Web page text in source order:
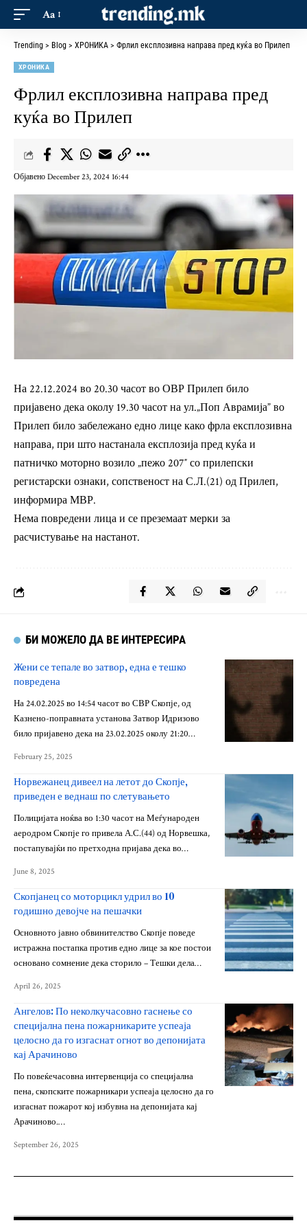
Aa
Trending > Blog > ХРОНИКА > Фрлил експлозивна направа пред куќа во Прилеп
ХРОНИКА
Фрлил експлозивна направа пред
куќа во Прилеп
Објавено December 23, 2024 16:44
На 22.12.2024 во 20.30 часот во ОВР Прилеп било
пријавено дека околу 19.30 часот на ул.„Поп Аврамија” во
Прилеп било забележано едно лице како фрла експлозивна
направа, при што настанала експлозија пред куќа и
патничко моторно возило „пежо 207″ со прилепски
регистарски ознаки, сопственост на С.Л.(21) од Прилеп,
информира МВР.
Нема повредени лица и се преземаат мерки за
расчистување на настанот.
БИ МОЖЕЛО ДА ВЕ ИНТЕРЕСИРА
Жени се тепале во затвор, една е тешко
повредена
На 24.02.2025 во 14:54 часот во СВР Скопје, од
Казнено-поправната установа Затвор Идризово
било пријавено дека на 23.02.2025 околу 21:20…
February 25, 2025
Норвежанец дивеел на летот до Скопје,
приведен е веднаш по слетувањето
Полицијата ноќва во 1:30 часот на Меѓународен
аеродром Скопје го привела А.С.(44) од Норвешка,
постапувајќи по претходна пријава дека во…
June 8, 2025
Скопјанец со моторцикл удрил во 10
годишно девојче на пешачки
Основното јавно обвинителство Скопје поведе
истражна постапка против едно лице за кое постои
основано сомнение дека сторило – Тешки дела…
April 26, 2025
Ангелов: По неколкучасовно гаснење со
специјална пена пожарникарите успеаја
целосно да го изгаснат огнот во депонијата
кај Арачиново
По повеќечасовна интервенција со специјална
пена, скопските пожарникари успеаја целосно да го
изгаснат пожарот кој избувна на депонијата кај
Арачиново.…
September 26, 2025